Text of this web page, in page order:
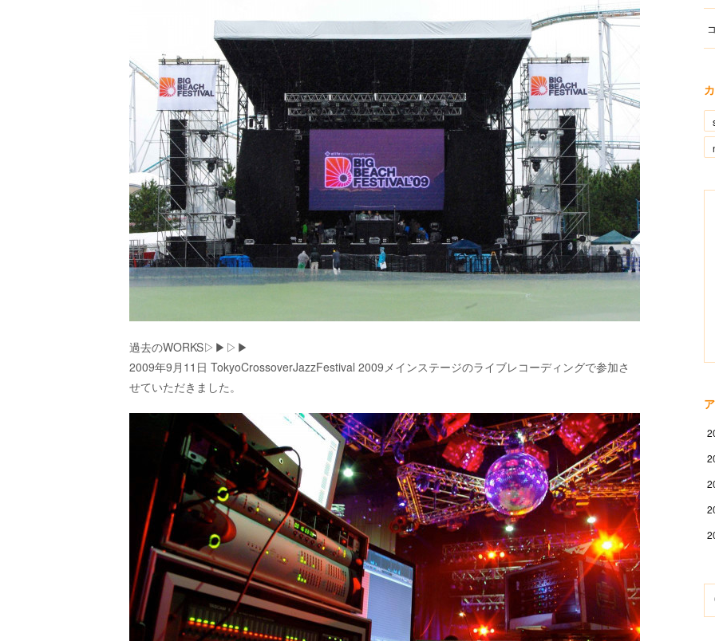
過去のWORKS▷▶︎▷▶︎
2009年9月11日 TokyoCrossoverJazzFestival 2009メインステージのライブレコーディングで参加さ
せていただきました。